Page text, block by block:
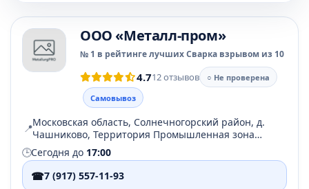
ООО «Металл-пром»
№ 1 в рейтинге лучших Сварка взрывом из 10
4.712 отзывов
○ Не проверена
Самовывоз
📍Московская область, Солнечногорский район, д.
Чашниково, Территория Промышленная зона
Чашниково, стр. 1
🕒Сегодня до 17:00
☎7 (917) 557-11-93